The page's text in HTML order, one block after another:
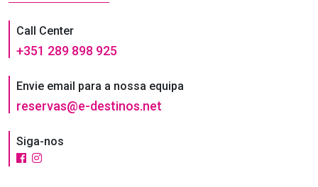
Call Center
+351 289 898 925
Envie email para a nossa equipa
reservas@e-destinos.net
Siga-nos